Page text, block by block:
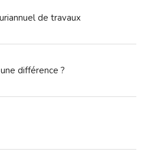
de travaux
différence ?